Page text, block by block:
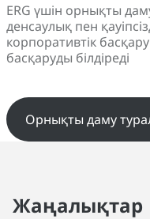
ERG үшін орнықты
денсаулық пен
корпоративтік
басқаруды білдіреді
Орнықты даму
Жаңалықтар